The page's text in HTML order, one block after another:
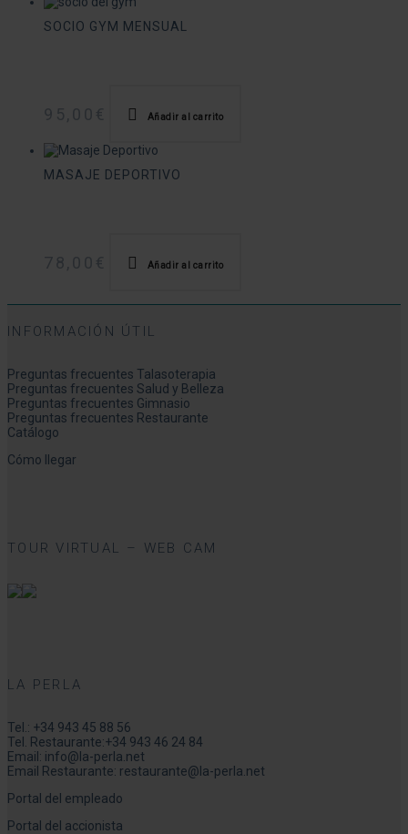
SOCIO GYM MENSUAL
95,00 € Añadir al carrito
MASAJE DEPORTIVO
78,00 € Añadir al carrito
INFORMACIÓN ÚTIL
Preguntas frecuentes Talasoterapia
Preguntas frecuentes Salud y Belleza
Preguntas frecuentes Gimnasio
Preguntas frecuentes Restaurante
Catálogo
Cómo llegar
TOUR VIRTUAL – WEB CAM
LA PERLA
Tel.: +34 943 45 88 56
Tel. Restaurante:+34 943 46 24 84
Email: info@la-perla.net
Email Restaurante: restaurante@la-perla.net
Portal del empleado
Portal del accionista